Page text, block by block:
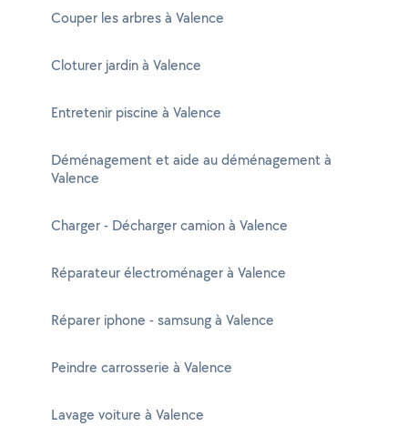
Couper les arbres à Valence
Cloturer jardin à Valence
Entretenir piscine à Valence
Déménagement et aide au déménagement à
Valence
Charger - Décharger camion à Valence
Réparateur électroménager à Valence
Réparer iphone - samsung à Valence
Peindre carrosserie à Valence
Lavage voiture à Valence